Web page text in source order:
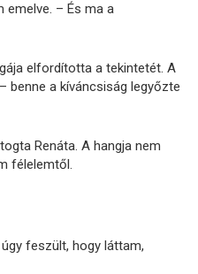
emelve. – És ma a
elfordította a tekintetét. A
benne a kíváncsiság legyőzte
Renáta. A hangja nem
félelemtől.
feszült, hogy láttam,